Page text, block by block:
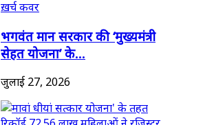
भगवंत मान सरकार की ‘मुख्यमंत्री
सेहत योजना’ के...
जुलाई 27, 2026